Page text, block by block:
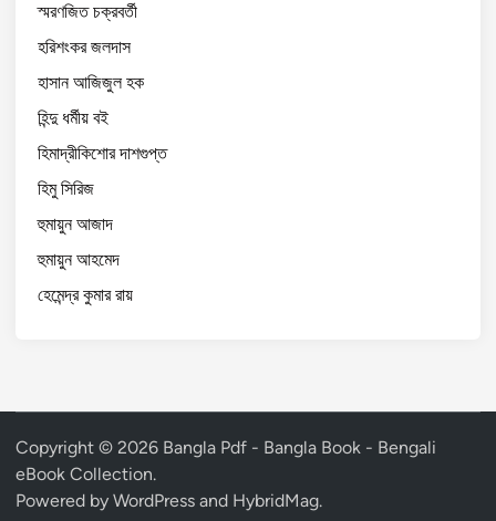
স্মরণজিত চক্রবর্তী
হরিশংকর জলদাস
হাসান আজিজুল হক
হিন্দু ধর্মীয় বই
হিমাদ্রীকিশোর দাশগুপ্ত
হিমু সিরিজ
হুমায়ুন আজাদ
হুমায়ুন আহমেদ
হেমেন্দ্র কুমার রায়
Copyright © 2026 Bangla Pdf - Bangla Book - Bengali
eBook Collection.
Powered by WordPress and HybridMag.